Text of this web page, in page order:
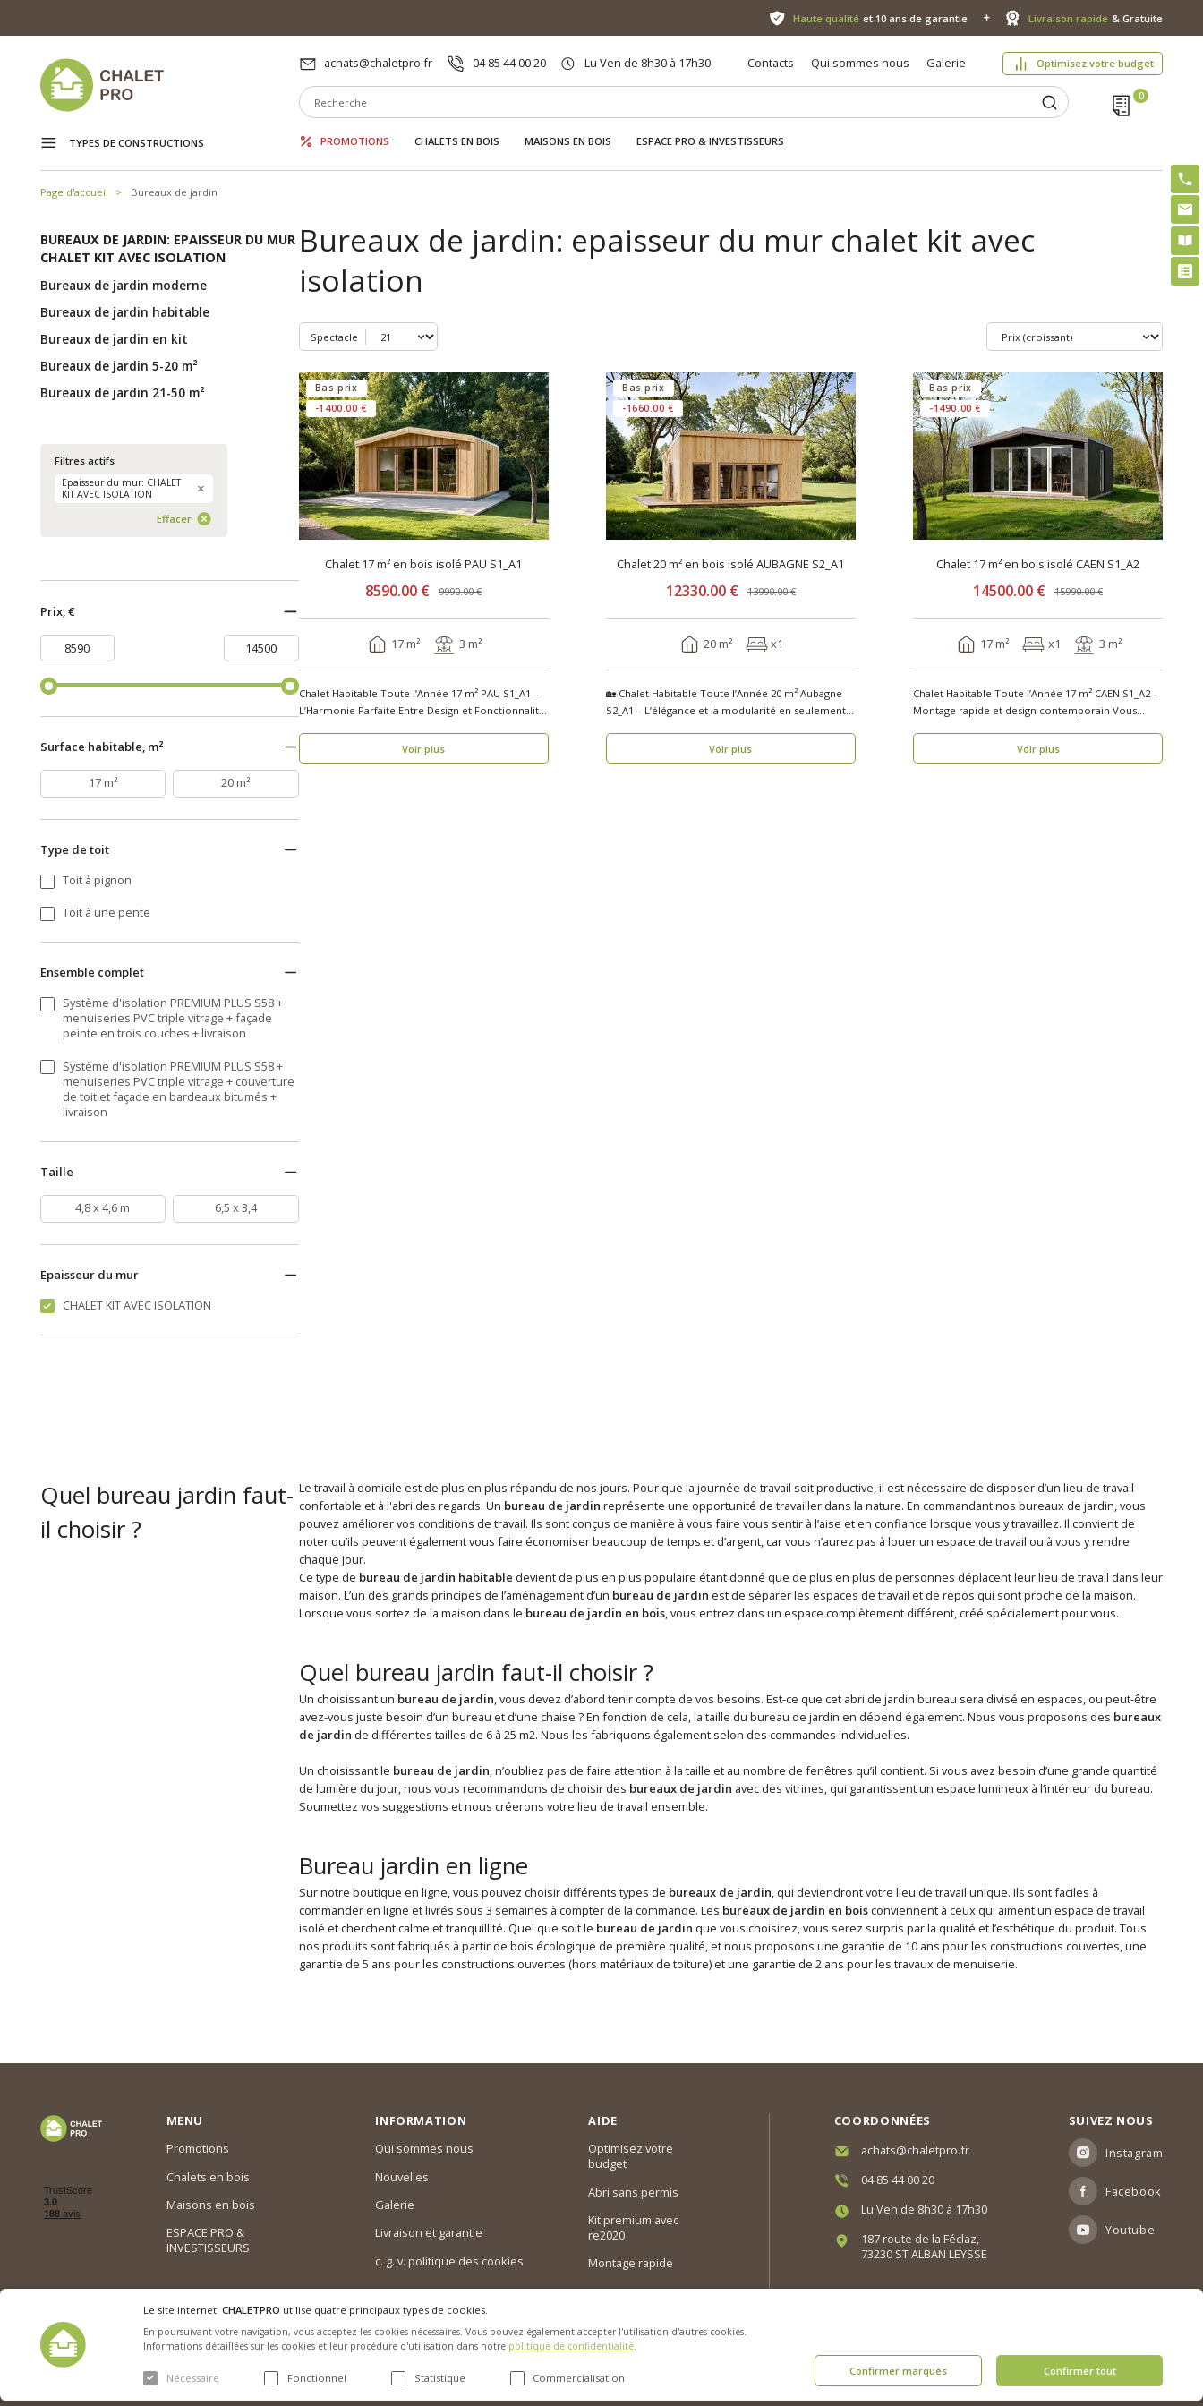
Haute qualité et 10 ans de garantie Livraison rapide & Gratuite
achats@chaletpro.fr 04 85 44 00 20 Lu Ven de 8h30 à 17h30 Contacts Qui sommes nous Galerie Optimisez votre budget
TYPES DE CONSTRUCTIONS PROMOTIONS CHALETS EN BOIS MAISONS EN BOIS ESPACE PRO & INVESTISSEURS
Page d'accueil Bureaux de jardin
BUREAUX DE JARDIN: EPAISSEUR DU MUR
CHALET KIT AVEC ISOLATION
Bureaux de jardin moderne
Bureaux de jardin habitable
Bureaux de jardin en kit
Bureaux de jardin 5-20 m²
Bureaux de jardin 21-50 m²
Filtres actifs
Epaisseur du mur: CHALET
KIT AVEC ISOLATION
Effacer
Prix, €
Surface habitable, m²
17 m² 20 m²
Type de toit
Toit à pignon
Toit à une pente
Ensemble complet
Système d'isolation PREMIUM PLUS S58 +
menuiseries PVC triple vitrage + façade
peinte en trois couches + livraison
Système d'isolation PREMIUM PLUS S58 +
menuiseries PVC triple vitrage + couverture
de toit et façade en bardeaux bitumés +
livraison
Taille
4,8 x 4,6 m 6,5 x 3,4
Epaisseur du mur
CHALET KIT AVEC ISOLATION
Bureaux de jardin: epaisseur du mur chalet kit avec
isolation
Spectacle
Bas prix
-1400.00 €
Chalet 17 m² en bois isolé PAU S1_A1
8590.00 € 9990.00 €
17 m² 3 m²
Chalet Habitable Toute l’Année 17 m² PAU S1_A1 –
L’Harmonie Parfaite Entre Design et Fonctionnalité
Voir plus
Bas prix
-1660.00 €
Chalet 20 m² en bois isolé AUBAGNE S2_A1
12330.00 € 13990.00 €
20 m² x1
🏡 Chalet Habitable Toute l’Année 20 m² Aubagne
S2_A1 – L’élégance et la modularité en seulement 1
Voir plus
Bas prix
-1490.00 €
Chalet 17 m² en bois isolé CAEN S1_A2
14500.00 € 15990.00 €
17 m² x1 3 m²
Chalet Habitable Toute l’Année 17 m² CAEN S1_A2 –
Montage rapide et design contemporain Vous
Voir plus
Quel bureau jardin faut-
il choisir ?
Le travail à domicile est de plus en plus répandu de nos jours. Pour que la journée de travail soit productive, il est nécessaire de disposer d’un lieu de travail
confortable et à l'abri des regards. Un bureau de jardin représente une opportunité de travailler dans la nature. En commandant nos bureaux de jardin, vous
pouvez améliorer vos conditions de travail. Ils sont conçus de manière à vous faire vous sentir à l’aise et en confiance lorsque vous y travaillez. Il convient de
noter qu’ils peuvent également vous faire économiser beaucoup de temps et d’argent, car vous n’aurez pas à louer un espace de travail ou à vous y rendre
chaque jour.
Ce type de bureau de jardin habitable devient de plus en plus populaire étant donné que de plus en plus de personnes déplacent leur lieu de travail dans leur
maison. L’un des grands principes de l’aménagement d’un bureau de jardin est de séparer les espaces de travail et de repos qui sont proche de la maison.
Lorsque vous sortez de la maison dans le bureau de jardin en bois, vous entrez dans un espace complètement différent, créé spécialement pour vous.
Quel bureau jardin faut-il choisir ?
Un choisissant un bureau de jardin, vous devez d’abord tenir compte de vos besoins. Est-ce que cet abri de jardin bureau sera divisé en espaces, ou peut-être
avez-vous juste besoin d’un bureau et d’une chaise ? En fonction de cela, la taille du bureau de jardin en dépend également. Nous vous proposons des bureaux
de jardin de différentes tailles de 6 à 25 m2. Nous les fabriquons également selon des commandes individuelles.
Un choisissant le bureau de jardin, n’oubliez pas de faire attention à la taille et au nombre de fenêtres qu’il contient. Si vous avez besoin d’une grande quantité
de lumière du jour, nous vous recommandons de choisir des bureaux de jardin avec des vitrines, qui garantissent un espace lumineux à l’intérieur du bureau.
Soumettez vos suggestions et nous créerons votre lieu de travail ensemble.
Bureau jardin en ligne
Sur notre boutique en ligne, vous pouvez choisir différents types de bureaux de jardin, qui deviendront votre lieu de travail unique. Ils sont faciles à
commander en ligne et livrés sous 3 semaines à compter de la commande. Les bureaux de jardin en bois conviennent à ceux qui aiment un espace de travail
isolé et cherchent calme et tranquillité. Quel que soit le bureau de jardin que vous choisirez, vous serez surpris par la qualité et l’esthétique du produit. Tous
nos produits sont fabriqués à partir de bois écologique de première qualité, et nous proposons une garantie de 10 ans pour les constructions couvertes, une
garantie de 5 ans pour les constructions ouvertes (hors matériaux de toiture) et une garantie de 2 ans pour les travaux de menuiserie.
MENU
Promotions
Chalets en bois
Maisons en bois
ESPACE PRO &
INVESTISSEURS
INFORMATION
Qui sommes nous
Nouvelles
Galerie
Livraison et garantie
c. g. v. politique des cookies
AIDE
Optimisez votre
budget
Abri sans permis
Kit premium avec
re2020
Montage rapide
COORDONNÉES
achats@chaletpro.fr
04 85 44 00 20
Lu Ven de 8h30 à 17h30
187 route de la Féclaz,
73230 ST ALBAN LEYSSE
SUIVEZ NOUS
Instagram
Facebook
Youtube
© 2015-2026. SARL Chalet Pro tous droits réservés
Le site internet CHALETPRO utilise quatre principaux types de cookies.
En poursuivant votre navigation, vous acceptez les cookies nécessaires. Vous pouvez également accepter l'utilisation d'autres cookies.
Informations détaillées sur les cookies et leur procédure d'utilisation dans notre politique de confidentialité.
Nécessaire Fonctionnel Statistique Commercialisation
Confirmer marqués Confirmer tout